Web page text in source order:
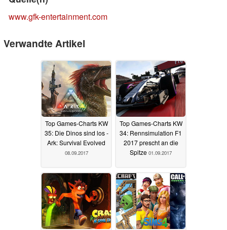
www.gfk-entertainment.com
Verwandte Artikel
Top Games-Charts KW
35: Die Dinos sind los -
Ark: Survival Evolved
08.09.2017
Top Games-Charts KW
34: Rennsimulation F1
2017 prescht an die
Spitze 01.09.2017